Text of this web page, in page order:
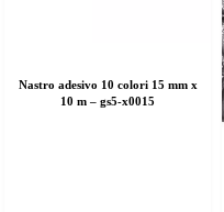
Nastro adesivo 10 colori 15 mm x
10 m – gs5-x0015